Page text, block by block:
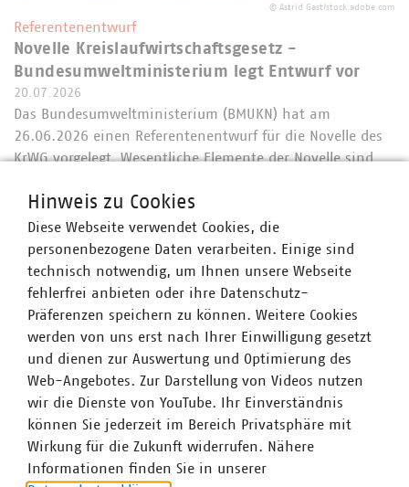
© Astrid Gast/stock.adobe.com
Referentenentwurf
Novelle Kreislaufwirtschaftsgesetz -
Bundesumweltministerium legt Entwurf vor
20.07.2026
Das Bundesumweltministerium (BMUKN) hat am
26.06.2026 einen Referentenentwurf für die Novelle des
KrWG vorgelegt. Wesentliche Elemente der Novelle sind
Abfallhierarchie vor allem die Verstärkung der…
Hinweis zu Cookies
Diese Webseite verwendet Cookies, die
personenbezogene Daten verarbeiten. Einige sind
technisch notwendig, um Ihnen unsere Webseite
fehlerfrei anbieten oder ihre Datenschutz-
Präferenzen speichern zu können. Weitere Cookies
werden von uns erst nach Ihrer Einwilligung gesetzt
und dienen zur Auswertung und Optimierung des
Web-Angebotes. Zur Darstellung von Videos nutzen
wir die Dienste von YouTube. Ihr Einverständnis
können Sie jederzeit im Bereich Privatsphäre mit
Wirkung für die Zukunft widerrufen. Nähere
Informationen finden Sie in unserer